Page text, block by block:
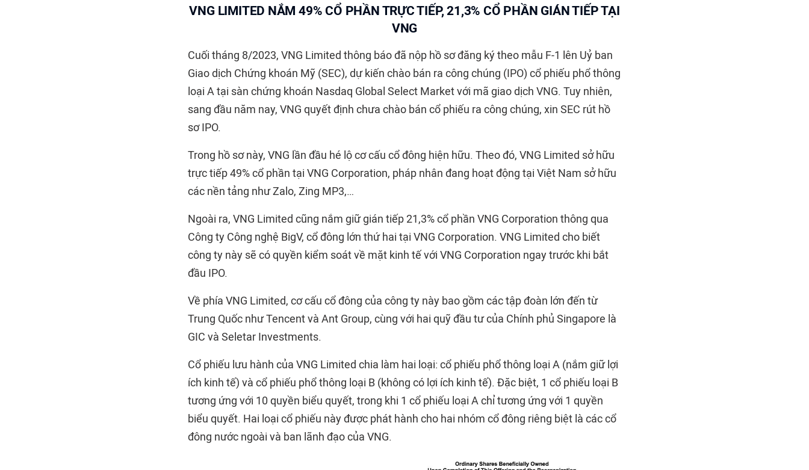
VNG LIMITED NẮM 49% CỔ PHẦN TRỰC TIẾP, 21,3% CỔ PHẦN GIÁN TIẾP TẠI
VNG
Cuối tháng 8/2023, VNG Limited thông báo đã nộp hồ sơ đăng ký theo mẫu F-1 lên Uỷ ban
Giao dịch Chứng khoán Mỹ (SEC), dự kiến chào bán ra công chúng (IPO) cổ phiếu phổ thông
loại A tại sàn chứng khoán Nasdaq Global Select Market với mã giao dịch VNG. Tuy nhiên,
sang đầu năm nay, VNG quyết định chưa chào bán cổ phiếu ra công chúng, xin SEC rút hồ
sơ IPO.
Trong hồ sơ này, VNG lần đầu hé lộ cơ cấu cổ đông hiện hữu. Theo đó, VNG Limited sở hữu
trực tiếp 49% cổ phần tại VNG Corporation, pháp nhân đang hoạt động tại Việt Nam sở hữu
các nền tảng như Zalo, Zing MP3,…
Ngoài ra, VNG Limited cũng nắm giữ gián tiếp 21,3% cổ phần VNG Corporation thông qua
Công ty Công nghệ BigV, cổ đông lớn thứ hai tại VNG Corporation. VNG Limited cho biết
công ty này sẽ có quyền kiểm soát về mặt kinh tế với VNG Corporation ngay trước khi bắt
đầu IPO.
Về phía VNG Limited, cơ cấu cổ đông của công ty này bao gồm các tập đoàn lớn đến từ
Trung Quốc như Tencent và Ant Group, cùng với hai quỹ đầu tư của Chính phủ Singapore là
GIC và Seletar Investments.
Cổ phiếu lưu hành của VNG Limited chia làm hai loại: cổ phiếu phổ thông loại A (nắm giữ lợi
ích kinh tế) và cổ phiếu phổ thông loại B (không có lợi ích kinh tế). Đặc biệt, 1 cổ phiếu loại B
tương ứng với 10 quyền biểu quyết, trong khi 1 cổ phiếu loại A chỉ tương ứng với 1 quyền
biểu quyết. Hai loại cổ phiếu này được phát hành cho hai nhóm cổ đông riêng biệt là các cổ
đông nước ngoài và ban lãnh đạo của VNG.